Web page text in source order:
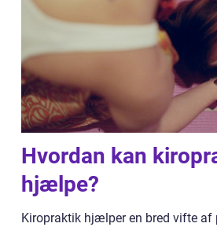
Hvordan kan
hjælpe?
Kiropraktik hjælper en bred vifte af